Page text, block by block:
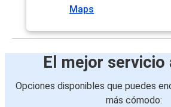
Maps
El mejor servicio
Opciones disponibles que puedes
más cómodo: